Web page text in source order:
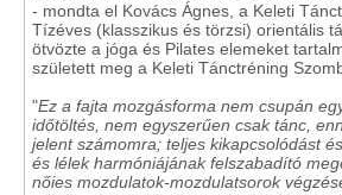
- mondta el Kovács Ágnes, a Keleti
Tízéves (klasszikus és törzsi) orientális
ötvözte a jóga és Pilates elemeket
született meg a Keleti Tánctréning
"Ez a fajta mozgásforma nem csupán
időtöltés, nem egyszerűen csak tánc,
jelent számomra; teljes kikapcsolódást
és lélek harmóniájának felszabadító
nőies mozdulatok-mozdulatsorok